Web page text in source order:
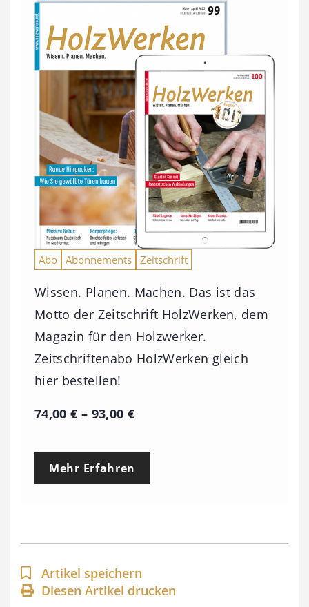
Abo Abonnements Zeitschrift
Wissen. Planen. Machen. Das ist das
Motto der Zeitschrift HolzWerken, dem
Magazin für den Holzwerker.
Zeitschriftenabo HolzWerken gleich
hier bestellen!
74,00€ – 93,00 €P
e
p
a
n
Mehr Erfahren
Artikel speichern
Diesen Artikel drucken